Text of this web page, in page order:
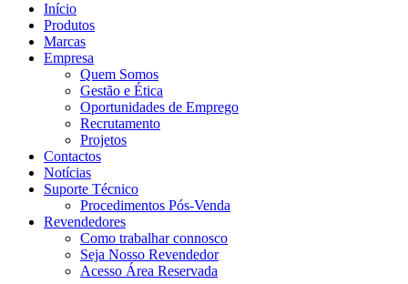
Início
Produtos
Marcas
Empresa
Quem Somos
Gestão e Ética
Oportunidades de Emprego
Recrutamento
Projetos
Contactos
Notícias
Suporte Técnico
Procedimentos Pós-Venda
Revendedores
Como trabalhar connosco
Seja Nosso Revendedor
Acesso Área Reservada